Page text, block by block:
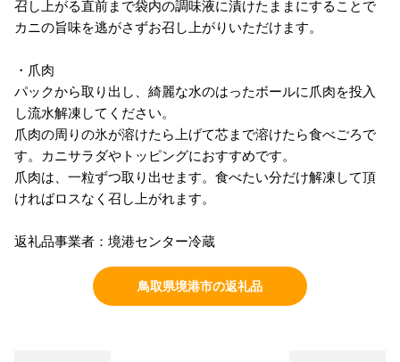
召し上がる直前まで袋内の調味液に漬けたままにすることで
カニの旨味を逃がさずお召し上がりいただけます。
・爪肉
パックから取り出し、綺麗な水のはったボールに爪肉を投入
し流水解凍してください。
爪肉の周りの氷が溶けたら上げて芯まで溶けたら食べごろで
す。カニサラダやトッピングにおすすめです。
爪肉は、一粒ずつ取り出せます。食べたい分だけ解凍して頂
ければロスなく召し上がれます。
返礼品事業者：境港センター冷蔵
鳥取県境港市の返礼品